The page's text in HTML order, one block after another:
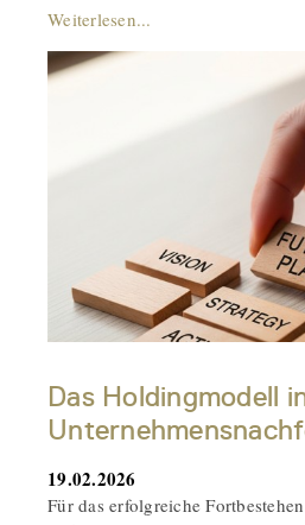
Weiterlesen...
Das Holdingmodell
19.02.2026
Für das erfolgreiche